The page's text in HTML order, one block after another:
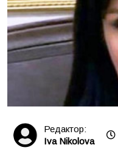
Редактор:
Iva Nikolova